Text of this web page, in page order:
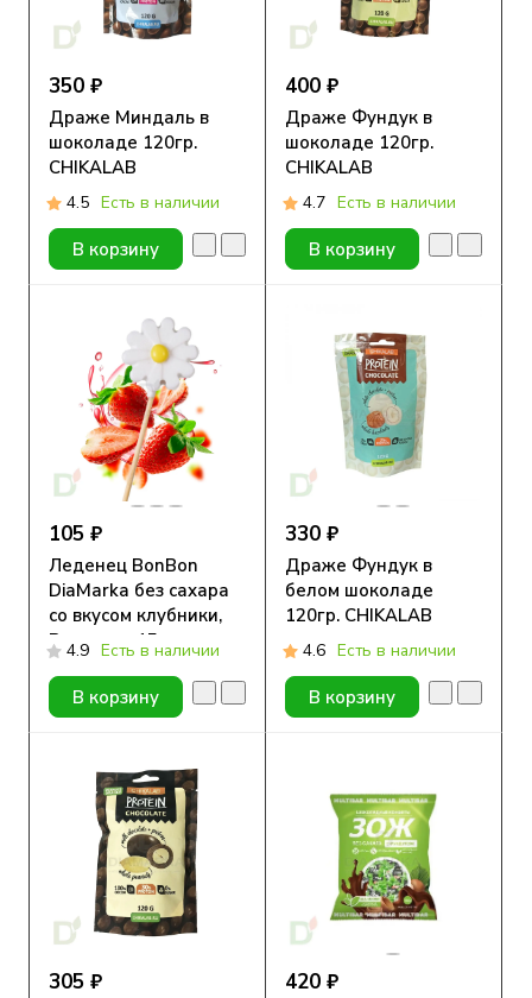
350 ₽
Драже Миндаль в
шоколаде 120гр.
CHIKALAB
4.5 Есть в наличии
В корзину
400 ₽
Драже Фундук в
шоколаде 120гр.
CHIKALAB
4.7 Есть в наличии
В корзину
105 ₽
Леденец BonBon
DiaMarka без сахара
со вкусом клубники,
Ромашка, 15 гр.
4.9 Есть в наличии
В корзину
330 ₽
Драже Фундук в
белом шоколаде
120гр. CHIKALAB
4.6 Есть в наличии
В корзину
305 ₽ 420 ₽